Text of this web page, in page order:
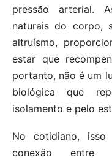
pressão arterial.
naturais do corpo,
altruísmo,
estar que
portanto, não é um
biológica que
isolamento e pelo
No cotidiano,
conexão entre